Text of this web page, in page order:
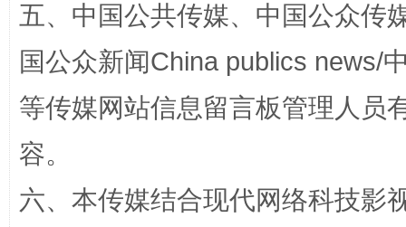
今
五、中国公共传媒、中国公众传
国公众新闻China publics news/
等传媒网站信息留言板管理人员
容。
六、本传媒结合现代网络科技影